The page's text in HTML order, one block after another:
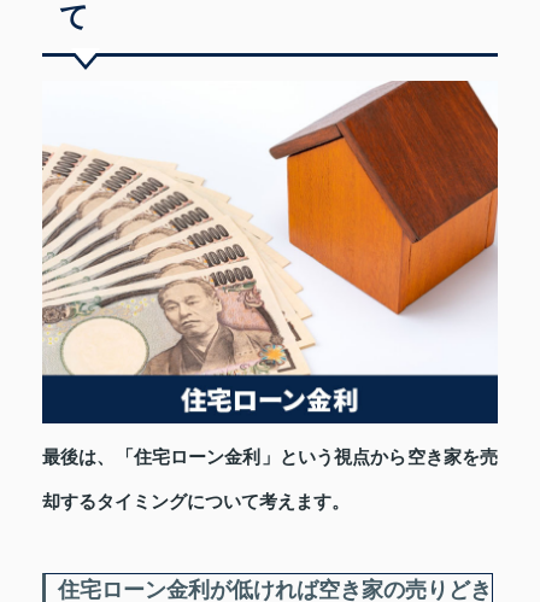
て
最後は、「住宅ローン金利」という視点から空き家を売
却するタイミングについて考えます。
住宅ローン金利が低ければ空き家の売りどき